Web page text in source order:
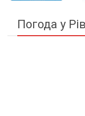
Погода у